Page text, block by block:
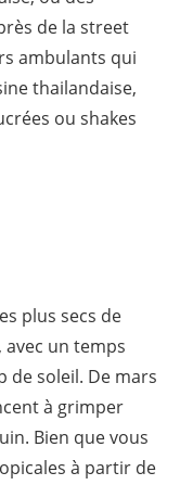
de la street
ambulants qui
thailandaise,
ou shakes
plus secs de
avec un temps
de soleil. De mars
à grimper
Bien que vous
à partir de